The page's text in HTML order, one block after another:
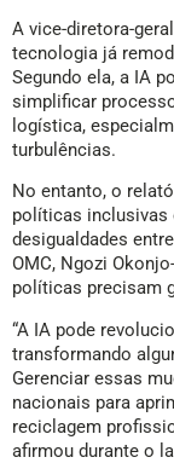
A vice-diretora-
tecnologia já
Segundo ela, a IA
simplificar
logística,
turbulências.
No entanto, o
políticas inclusivas
desigualdades
OMC, Ngozi
políticas precisam
“A IA pode
transformando
Gerenciar essas
nacionais para
reciclagem
afirmou durante o